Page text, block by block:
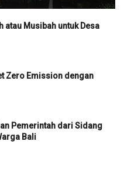
atau Musibah untuk Desa
Zero Emission dengan
Pemerintah dari Sidang
Bali